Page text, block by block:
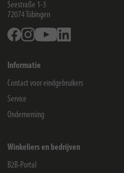
Seestraße 1-3
72074 Tübingen
FacebookInstagramYoutube
Informatie
Contact voor eindgebruikers
Service
Onderneming
Winkeliers en bedrijven
B2B-Portal